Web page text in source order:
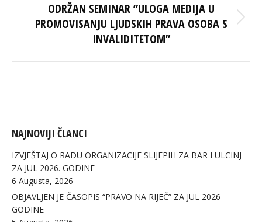
Next
post:
ODRŽAN SEMINAR ”ULOGA MEDIJA U
PROMOVISANJU LJUDSKIH PRAVA OSOBA S
INVALIDITETOM”
NAJNOVIJI ČLANCI
IZVJEŠTAJ O RADU ORGANIZACIJE SLIJEPIH ZA BAR I ULCINJ
ZA JUL 2026. GODINE
6 Augusta, 2026
OBJAVLJEN JE ČASOPIS “PRAVO NA RIJEČ” ZA JUL 2026
GODINE